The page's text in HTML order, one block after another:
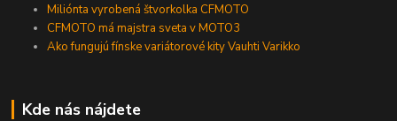
Miliónta vyrobená štvorkolka CFMOTO
CFMOTO má majstra sveta v MOTO3
Ako fungujú fínske variátorové kity Vauhti Varikko
Kde nás nájdete